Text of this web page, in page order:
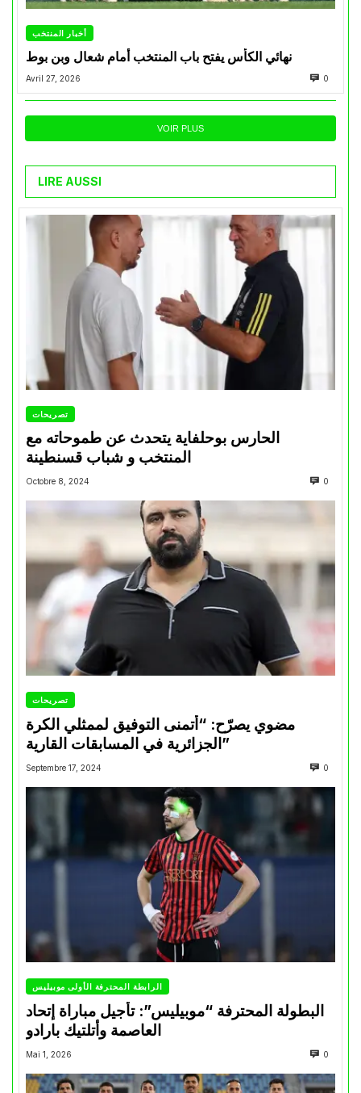
أخبار المنتخب
نهائي الكأس يفتح باب المنتخب أمام شعال وبن بوط
Avril 27, 2026 0
VOIR PLUS
LIRE AUSSI
تصريحات
الحارس بوحلفاية يتحدث عن طموحاته مع
المنتخب و شباب قسنطينة
Octobre 8, 2024 0
تصريحات
مضوي يصرّح: “أتمنى التوفيق لممثلي الكرة
الجزائرية في المسابقات القارية”
Septembre 17, 2024 0
الرابطة المحترفة الأولى موبيليس
البطولة المحترفة “موبيليس”: تأجيل مباراة إتحاد
العاصمة وأتلتيك بارادو
Mai 1, 2026 0